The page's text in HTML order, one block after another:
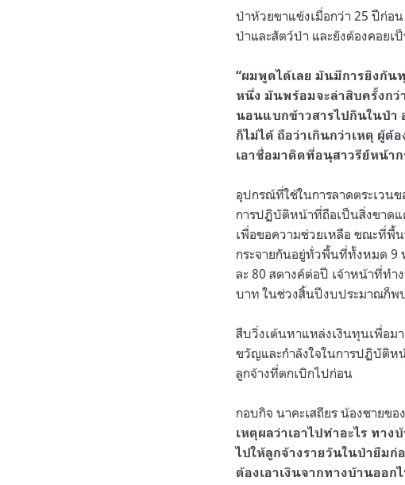
ป่าห้วยขาแข้งเมื่อกว่า 25 ปีก่อ
ป่าและสัตว์ป่า และยังต้องคอย
“ผมพูดได้เลย มันมีการยิงกัน
หนึ่ง มันพร้อมจะล่าสิบครั้งกว่
นอนแบกข้าวสารไปกินในป่า
ก็ไม่ได้ ถือว่าเกินกว่าเหตุ ผู้ต้
เอาชื่อมาติดที่อนุสาวรีย์หน้าก
อุปกรณ์ที่ใช้ในการลาดตระเวน
การปฏิบัติหน้าที่ถือเป็นสิ่งขาดแ
เพื่อขอความช่วยเหลือ ขณะที่พื้
กระจายกันอยู่ทั่วพื้นที่ทั้งหมด 9
ละ 80 สตางค์ต่อปี เจ้าหน้าที่ทำ
บาท ในช่วงสิ้นปีงบประมาณก็พ
สืบวิ่งเต้นหาแหล่งเงินทุนเพื่อม
ขวัญและกำลังใจในการปฏิบัติห
ลูกจ้างที่ตกเบิกไปก่อน
กอบกิจ นาคะเสถียร น้องชายขอ
เหตุผลว่าเอาไปทำอะไร ทาง
ไปให้ลูกจ้างรายวันในป่ายืมก่
ต้องเอาเงินจากทางบ้านออก